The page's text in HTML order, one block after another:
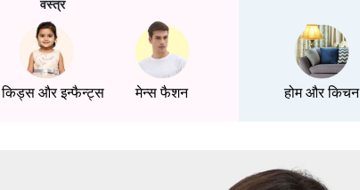
वस्त्र
किड्स और इन्फैन्ट्स मेन्स फैशन होम और किचन